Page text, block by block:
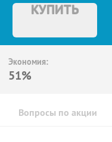
КУПИТЬ
Экономия:
51%
Вопросы по акции